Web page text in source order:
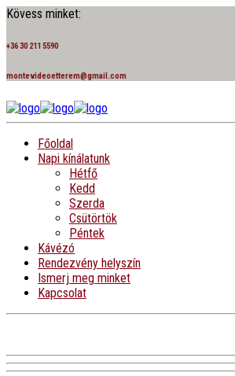
Kövess minket:
+36 30 211 5590
montevideoetterem@gmail.com
Főoldal
Napi kínálatunk
Hétfő
Kedd
Szerda
Csütörtök
Péntek
Kávézó
Rendezvény helyszín
Ismerj meg minket
Kapcsolat